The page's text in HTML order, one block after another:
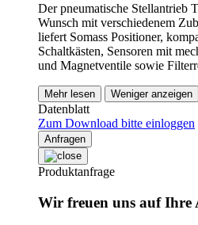
Der pneumatische Stellantrieb
Wunsch mit verschiedenem
liefert Somass Positioner,
Schaltkästen, Sensoren mit
und Magnetventile sowie
Mehr lesen Weniger anzeigen
Datenblatt
Zum Download bitte einloggen
Anfragen
Produktanfrage
Wir freuen uns auf Ihre